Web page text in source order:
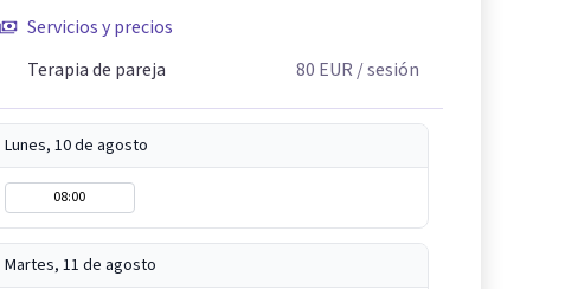
Servicios y precios
Terapia de pareja
80 EUR / sesión
Lunes, 10 de agosto
08:00
Martes, 11 de agosto